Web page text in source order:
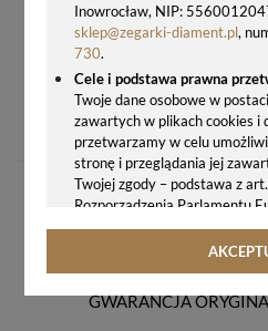
Inowrocław, NIP:
sklep@zegarki-diament.pl,
730.
Cele i podstawa prawna
Twoje dane osobowe w
zawartych w plikach cookies i
przetwarzamy w celu
stronę i przeglądania jej
Twojej zgody – podstawa z
Rozporządzenia Parlamentu
2016/679 z 27.04.2016 r. w
fizycznych w związku z
rozporządzenie o ochronie
169,00
GWARANCJA